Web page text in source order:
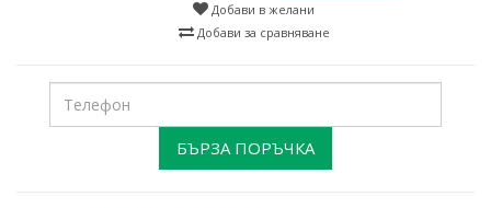
Добави в желани
Добави за сравняване
БЪРЗА ПОРЪЧКА